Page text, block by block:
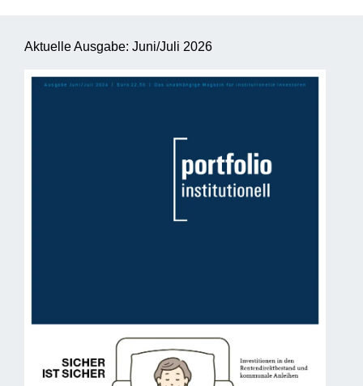
Aktuelle Ausgabe: Juni/Juli 2026